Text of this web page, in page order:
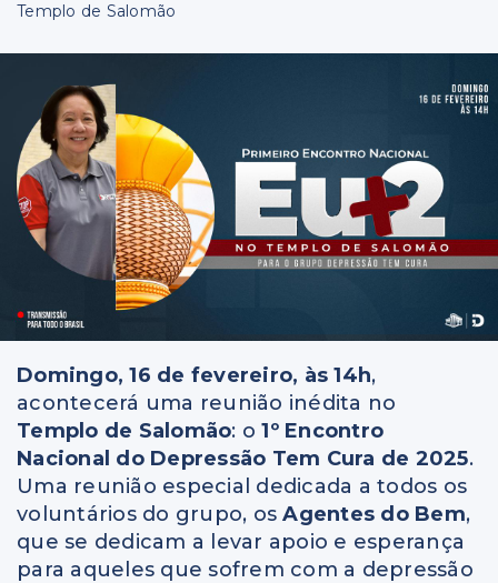
Templo de Salomão
Domingo, 16 de fevereiro, às 14h,
acontecerá uma reunião inédita no
Templo de Salomão: o1º Encontro
Nacional do Depressão Tem Cura de 2025.
Uma reunião especial dedicada a todos os
voluntários do grupo, osAgentes do Bem,
que se dedicam a levar apoio e esperança
para aqueles que sofrem com a depressão